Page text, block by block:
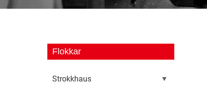
Flokkar
Strokkhaus